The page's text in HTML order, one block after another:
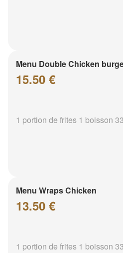
Menu Double Chicken
15.50 €
1 portion de frites 1 boisson
Menu Wraps Chicken
13.50 €
1 portion de frites 1 boisson